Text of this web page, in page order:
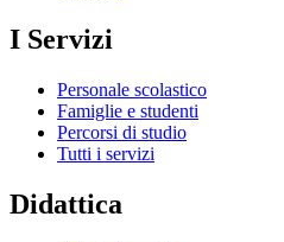
I Servizi
Personale scolastico
Famiglie e studenti
Percorsi di studio
Tutti i servizi
Didattica